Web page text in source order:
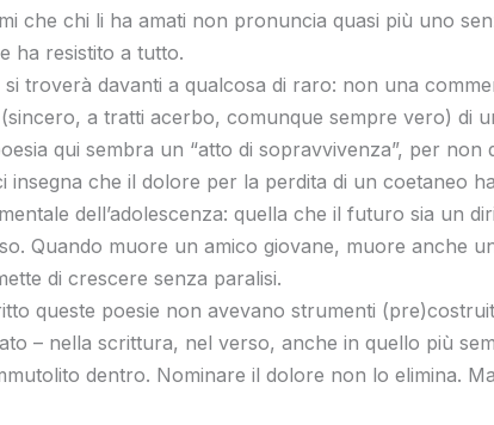
che chi li ha amati non pronuncia quasi più uno
ha resistito a tutto.
si troverà davanti a qualcosa di raro: non una
a tratti acerbo, comunque sempre vero) di
qui sembra un “atto di sopravvivenza”, per non
insegna che il dolore per la perdita di un coetaneo
dell’adolescenza: quella che il futuro sia un
Quando muore un amico giovane, muore anche
di crescere senza paralisi.
queste poesie non avevano strumenti
– nella scrittura, nel verso, anche in quello più
dentro. Nominare il dolore non lo elimina.